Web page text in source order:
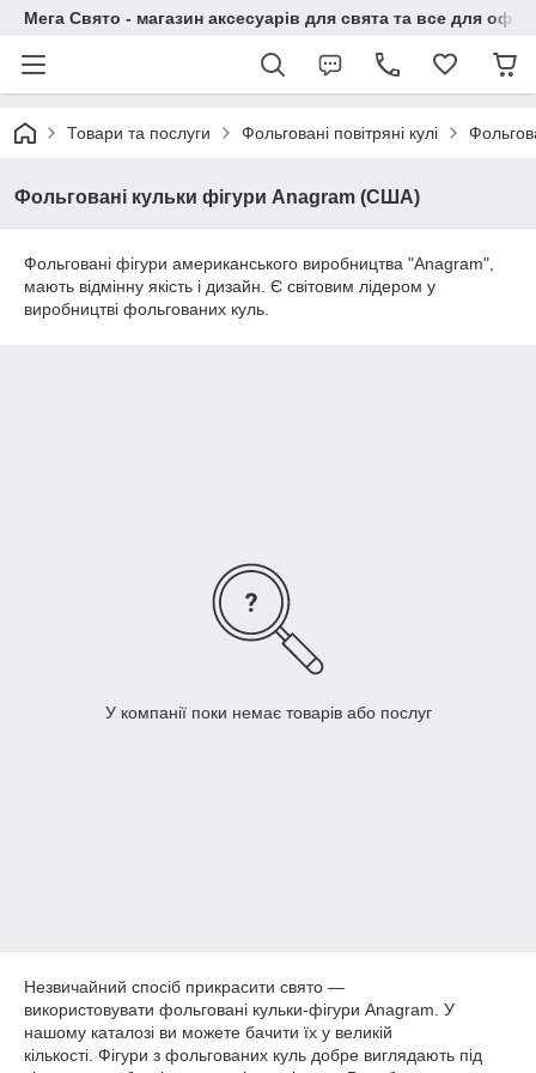
Мега Свято - магазин аксесуарів для свята та все для
Товари та послуги Фольговані повітряні кулі
Фольговані кульки фігури Anagram (США)
Фольговані фігури американського виробництва "Anagram",
мають відмінну якість і дизайн. Є світовим лідером у
виробництві фольгованих куль.
У компанії поки немає товарів або послуг
Незвичайний спосіб прикрасити свято —
використовувати фольговані кульки-фігури Anagram. У
нашому каталозі ви можете бачити їх у великій
кількості. Фігури з фольгованих куль добре виглядають під